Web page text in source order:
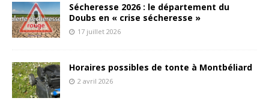
Sécheresse 2026 : le département du
Doubs en « crise sécheresse »
17 juillet 2026
Horaires possibles de tonte à Montbéliard
2 avril 2026